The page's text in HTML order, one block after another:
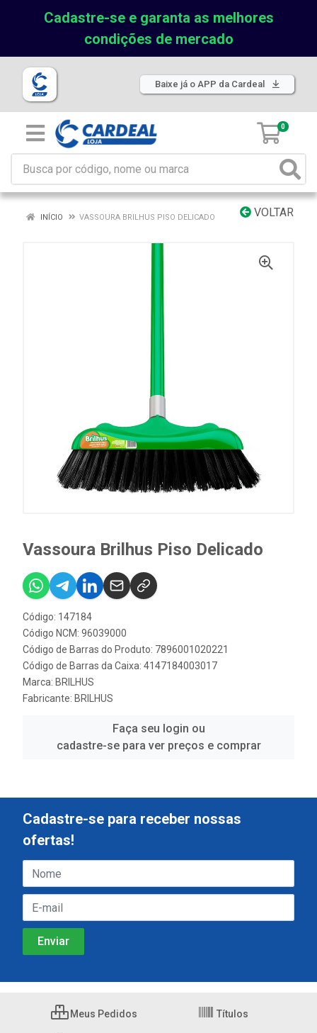
Cadastre-se e garanta as melhores
condições de mercado
Baixe já o APP da Cardeal
0
VOLTAR
INÍCIO VASSOURA BRILHUS PISO DELICADO
Vassoura Brilhus Piso Delicado
Código: 147184
Código NCM: 96039000
Código de Barras do Produto: 7896001020221
Código de Barras da Caixa: 4147184003017
Marca: BRILHUS
Fabricante: BRILHUS
Faça seu login ou
cadastre-se para ver preços e comprar
Cadastre-se para receber nossas
ofertas!
Meus Pedidos Títulos